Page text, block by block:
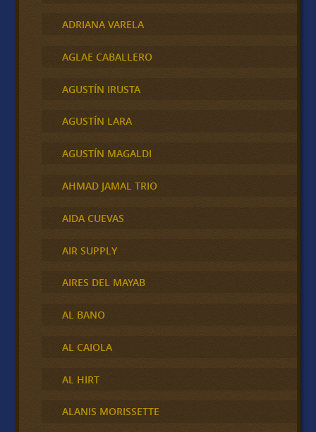
ADRIANA VARELA
AGLAE CABALLERO
AGUSTÍN IRUSTA
AGUSTÍN LARA
AGUSTÍN MAGALDI
AHMAD JAMAL TRIO
AIDA CUEVAS
AIR SUPPLY
AIRES DEL MAYAB
AL BANO
AL CAIOLA
AL HIRT
ALANIS MORISSETTE